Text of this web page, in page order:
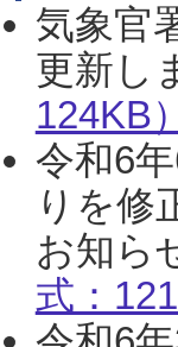
気象官
更新し
124KB）
令和6
りを修
お知ら
式：